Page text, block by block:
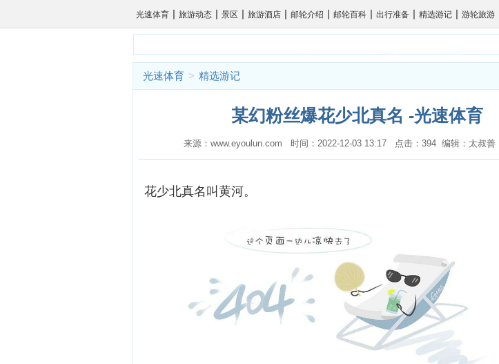
光速体育 | 旅游动态 | 景区 | 旅游酒店 | 邮轮介绍 | 邮轮百科 | 出行准备 | 精选游记 | 游轮旅游
光速体育 > 精选游记
某幻粉丝爆花少北真名 -光速体育
来源：www.eyoulun.com 时间：2022-12-03 13:17 点击：394 编辑：太叔善
花少北真名叫黄河。